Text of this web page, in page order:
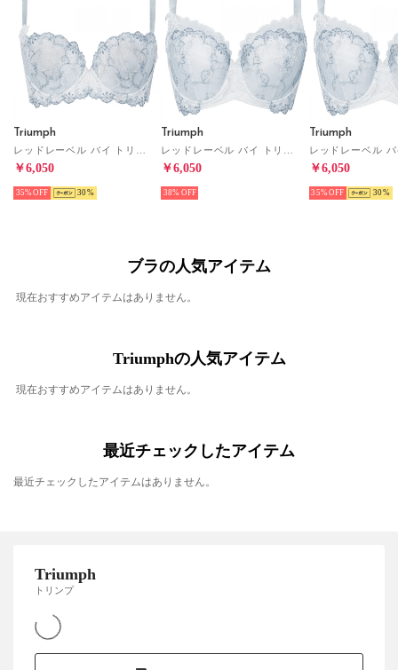
Triumph
￥6,050
35% 30
Triumph
￥6,050
38%
Triumph
￥6,050
35% 30
ブラの人気アイテム
現在おすすめアイテムはありません。
Triumphの人気アイテム
現在おすすめアイテムはありません。
最近チェックしたアイテム
最近チェックしたアイテムはありません。
Triumph
トリンプ